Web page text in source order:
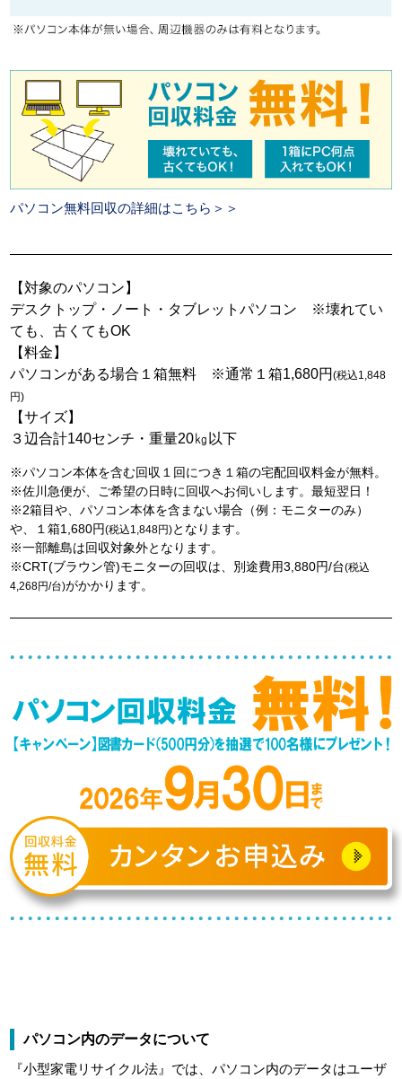
パソコン無料回収の詳細はこちら＞＞
【対象のパソコン】
デスクトップ・ノート・タブレットパソコン ※壊れてい
ても、古くてもOK
【料金】
パソコンがある場合１箱無料 ※通常１箱1,680円(税込1,848
円)
【サイズ】
３辺合計140センチ・重量20㎏以下
※パソコン本体を含む回収１回につき１箱の宅配回収料金が無料。
※佐川急便が、ご希望の日時に回収へお伺いします。最短翌日！
※2箱目や、パソコン本体を含まない場合（例：モニターのみ）
や、１箱1,680円(税込1,848円)となります。
※一部離島は回収対象外となります。
※CRT(ブラウン管)モニターの回収は、別途費用3,880円/台(税込
4,268円/台)がかかります。
パソコン内のデータについて
『小型家電リサイクル法』では、パソコン内のデータはユーザ